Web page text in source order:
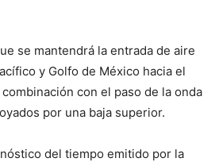
se mantendrá la entrada de aire
y Golfo de México hacia el
con el paso de la onda
por una baja superior.
del tiempo emitido por la